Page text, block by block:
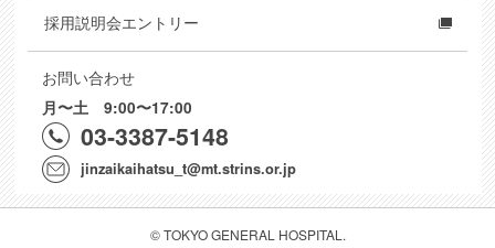
採用説明会エントリー
お問い合わせ
月〜土 9:00〜17:00
03-3387-5148
jinzaikaihatsu_t@mt.strins.or.jp
© TOKYO GENERAL HOSPITAL.